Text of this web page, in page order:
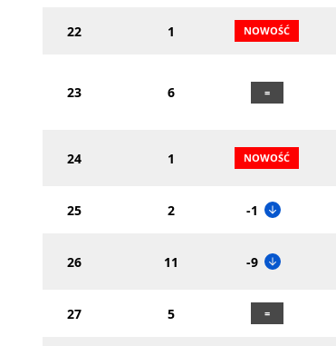
22 1
23 6
24 1
25 2 -1
26 11 -9
27 5